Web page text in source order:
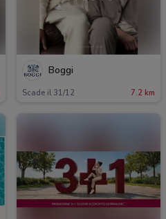
Boggi
Scade il 31/12 7.2 km